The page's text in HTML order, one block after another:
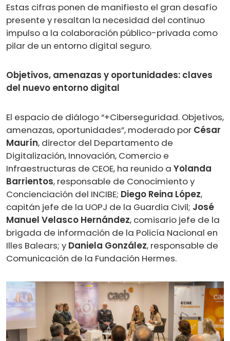
Estas cifras ponen de manifiesto el gran desafío
presente y resaltan la necesidad del continuo
impulso a la colaboración público-privada como
pilar de un entorno digital seguro.
Objetivos, amenazas y oportunidades: claves
del nuevo entorno digital
El espacio de diálogo “+Ciberseguridad. Objetivos,
amenazas, oportunidades”, moderado por César
Maurín, director del Departamento de
Digitalización, Innovación, Comercio e
Infraestructuras de CEOE, ha reunido a Yolanda
Barrientos, responsable de Conocimiento y
Concienciación del INCIBE; Diego Reina López,
capitán jefe de la UOPJ de la Guardia Civil; José
Manuel Velasco Hernández, comisario jefe de la
brigada de información de la Policía Nacional en
Illes Balears; y Daniela González, responsable de
Comunicación de la Fundación Hermes.